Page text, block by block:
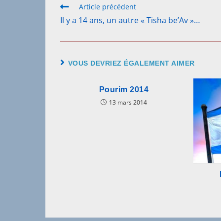
Read
more
articles
Article précédent
Il y a 14 ans, un autre « Tisha be’Av »…
VOUS DEVRIEZ ÉGALEMENT AIMER
Pourim 2014
13 mars 2014